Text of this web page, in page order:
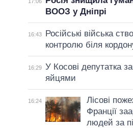
ВООЗ у Дніпрі
16:43
Російські війська
контролю біля
16:29 У Косові депутатка
яйцями
16:24
Лісові
Франції
людей за